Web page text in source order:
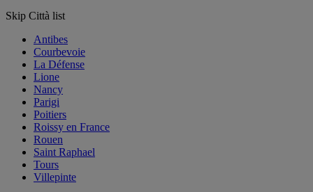
Skip Città list
Antibes
Courbevoie
La Défense
Lione
Nancy
Parigi
Poitiers
Roissy en France
Rouen
Saint Raphael
Tours
Villepinte